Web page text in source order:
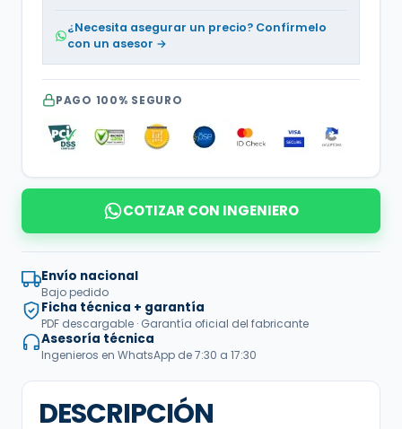
¿Necesita asegurar un precio? Confírmelo
con un asesor →
PAGO 100% SEGURO
COTIZAR CON INGENIERO
Envío nacional
Bajo pedido
Ficha técnica + garantía
PDF descargable · Garantía oficial del fabricante
Asesoría técnica
Ingenieros en WhatsApp de 7:30 a 17:30
DESCRIPCIÓN